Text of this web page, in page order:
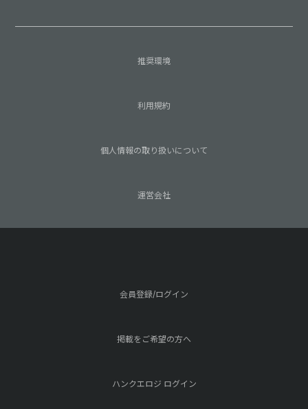
推奨環境
利用規約
個人情報の取り扱いについて
運営会社
会員登録/ログイン
掲載をご希望の方へ
ハンクエロジ ログイン